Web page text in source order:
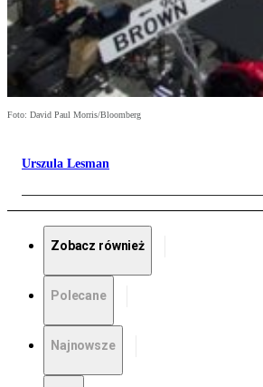
Foto: David Paul Morris/Bloomberg
Urszula Lesman
Zobacz również
Polecane
Najnowsze